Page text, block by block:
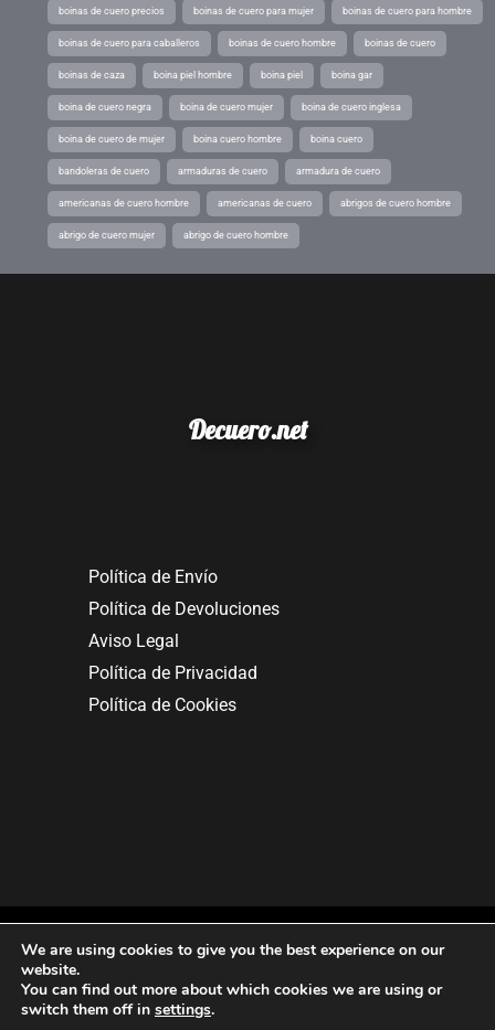
boinas de cuero precios boinas de cuero para mujer boinas de cuero para hombre
boinas de cuero para caballeros boinas de cuero hombre boinas de cuero
boinas de caza boina piel hombre boina piel boina gar
boina de cuero negra boina de cuero mujer boina de cuero inglesa
boina de cuero de mujer boina cuero hombre boina cuero
bandoleras de cuero armaduras de cuero armadura de cuero
americanas de cuero hombre americanas de cuero abrigos de cuero hombre
abrigo de cuero mujer abrigo de cuero hombre
Decuero.net
Política de Envío
Política de Devoluciones
Aviso Legal
Política de Privacidad
Política de Cookies
Copyright © 2025. All rights reserved.
We are using cookies to give you the best experience on our
website.
You can find out more about which cookies we are using or
switch them off in settings.